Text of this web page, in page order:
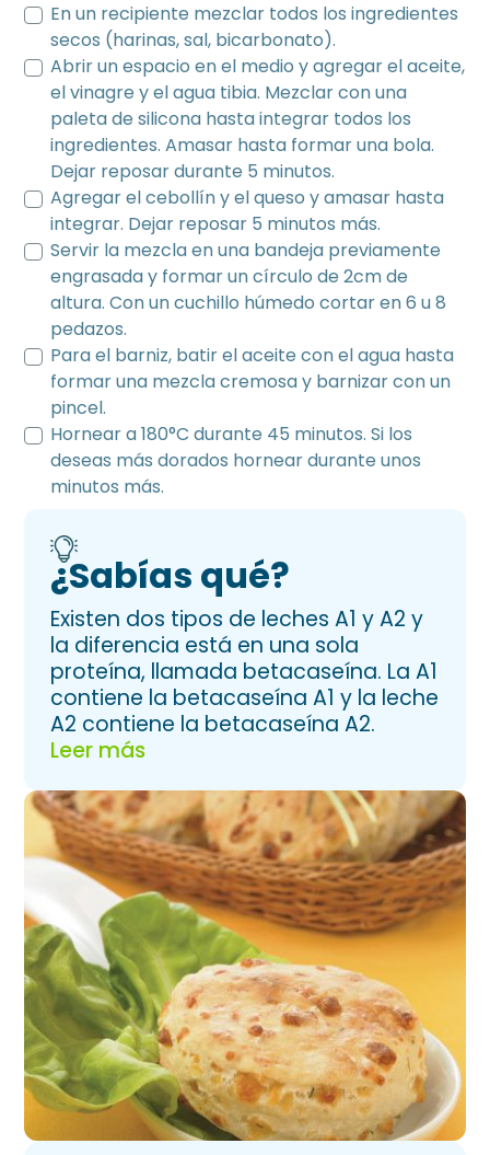
En un recipiente mezclar todos los ingredientes
secos (harinas, sal, bicarbonato).
Abrir un espacio en el medio y agregar el aceite,
el vinagre y el agua tibia. Mezclar con una
paleta de silicona hasta integrar todos los
ingredientes. Amasar hasta formar una bola.
Dejar reposar durante 5 minutos.
Agregar el cebollín y el queso y amasar hasta
integrar. Dejar reposar 5 minutos más.
Servir la mezcla en una bandeja previamente
engrasada y formar un círculo de 2cm de
altura. Con un cuchillo húmedo cortar en 6 u 8
pedazos.
Para el barniz, batir el aceite con el agua hasta
formar una mezcla cremosa y barnizar con un
pincel.
Hornear a 180°C durante 45 minutos. Si los
deseas más dorados hornear durante unos
minutos más.
¿Sabías qué?
Existen dos tipos de leches A1 y A2 y
la diferencia está en una sola
proteína, llamada betacaseína. La A1
contiene la betacaseína A1 y la leche
A2 contiene la betacaseína A2.
Leer más